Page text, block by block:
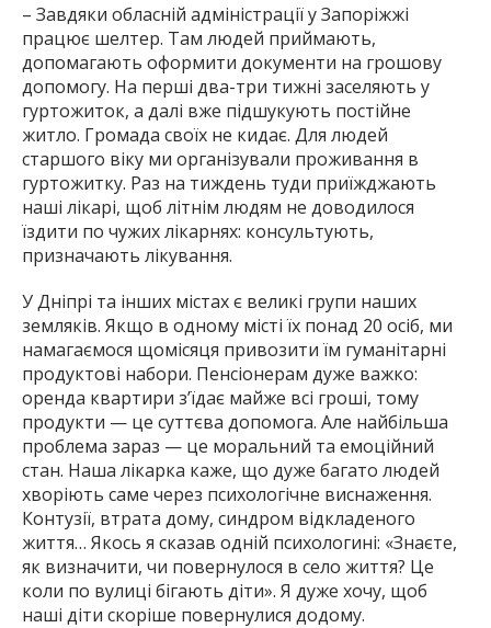
– Завдяки обласній адміністрації у Запоріжжі
працює шелтер. Там людей приймають,
допомагають оформити документи на грошову
допомогу. На перші два-три тижні заселяють у
гуртожиток, а далі вже підшукують постійне
житло. Громада своїх не кидає. Для людей
старшого віку ми організували проживання в
гуртожитку. Раз на тиждень туди приїжджають
наші лікарі, щоб літнім людям не доводилося
їздити по чужих лікарнях: консультують,
призначають лікування.
У Дніпрі та інших містах є великі групи наших
земляків. Якщо в одному місті їх понад 20 осіб, ми
намагаємося щомісяця привозити їм гуманітарні
продуктові набори. Пенсіонерам дуже важко:
оренда квартири з’їдає майже всі гроші, тому
продукти — це суттєва допомога. Але найбільша
проблема зараз — це моральний та емоційний
стан. Наша лікарка каже, що дуже багато людей
хворіють саме через психологічне виснаження.
Контузії, втрата дому, синдром відкладеного
життя… Якось я сказав одній психологині: «Знаєте,
як визначити, чи повернулося в село життя? Це
коли по вулиці бігають діти». Я дуже хочу, щоб
наші діти скоріше повернулися додому.